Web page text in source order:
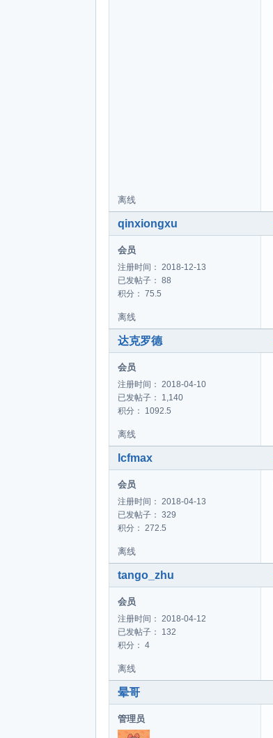
离线
qinxiongxu
会员
注册时间： 2018-12-13
已发帖子： 88
积分： 75.5
离线
达克罗德
会员
注册时间： 2018-04-10
已发帖子： 1,140
积分： 1092.5
离线
lcfmax
会员
注册时间： 2018-04-13
已发帖子： 329
积分： 272.5
离线
tango_zhu
会员
注册时间： 2018-04-12
已发帖子： 132
积分： 4
离线
晕哥
管理员